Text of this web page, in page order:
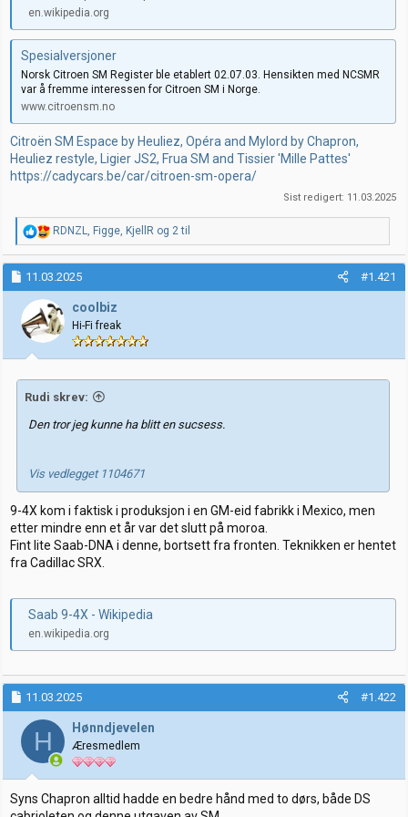
en.wikipedia.org
Spesialversjoner
Norsk Citroen SM Register ble etablert 02.07.03. Hensikten med NCSMR
var å fremme interessen for Citroen SM i Norge.
www.citroensm.no
Citroën SM Espace by Heuliez, Opéra and Mylord by Chapron,
Heuliez restyle, Ligier JS2, Frua SM and Tissier 'Mille Pattes'
https://cadycars.be/car/citroen-sm-opera/
Sist redigert: 11.03.2025
R
e
a
k
j
o
n
r
RDNZL Figge KjellR og 2 til
11.03.2025 #1.421
coolbiz
Hi-Fi freak
Rudi skrev:
Den tror jeg kunne ha blitt en sucsess.
Vis vedlegget 1104671
9-4X kom i faktisk i produksjon i en GM-eid fabrikk i Mexico, men
etter mindre enn et år var det slutt på moroa.
Fint lite Saab-DNA i denne, bortsett fra fronten. Teknikken er hentet
fra Cadillac SRX.
Saab 9-4X - Wikipedia
en.wikipedia.org
11.03.2025 #1.422
H Hønndjevelen
Æresmedlem
Syns Chapron alltid hadde en bedre hånd med to dørs, både DS